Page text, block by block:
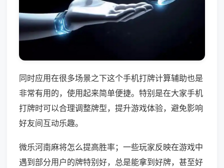
同时应用在很多场景之下这个手机打牌计算辅助也是
非常有用的，使用起来简单便捷。特别是在大家手机
打牌时可以合理调整牌型，提升游戏体验，避免影响
好友间互动乐趣。
微乐河南麻将怎么提高胜率；一些玩家反映在游戏中
遇到部分用户的牌特别好，总是能拿到好牌，甚至好